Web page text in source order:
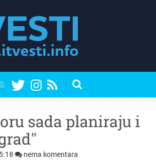
sada planiraju i
nema komentara